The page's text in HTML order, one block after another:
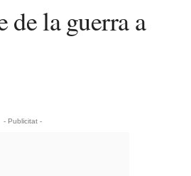
de la guerra a
- Publicitat -